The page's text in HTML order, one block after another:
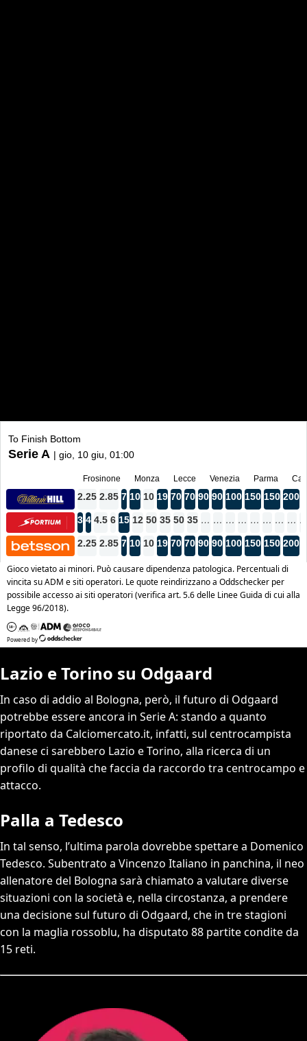
Lazio e Torino su Odgaard
In caso di addio al Bologna, però, il futuro di Odgaard
potrebbe essere ancora in Serie A: stando a quanto
riportato da Calciomercato.it, infatti, sul centrocampista
danese ci sarebbero Lazio e Torino, alla ricerca di un
profilo di qualità che faccia da raccordo tra centrocampo e
attacco.
Palla a Tedesco
In tal senso, l’ultima parola dovrebbe spettare a Domenico
Tedesco. Subentrato a Vincenzo Italiano in panchina, il neo
allenatore del Bologna sarà chiamato a valutare diverse
situazioni con la società e, nella circostanza, a prendere
una decisione sul futuro di Odgaard, che in tre stagioni
con la maglia rossoblu, ha disputato 88 partite condite da
15 reti.